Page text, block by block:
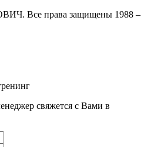
Все права защищены 1988 –
свяжется с Вами в